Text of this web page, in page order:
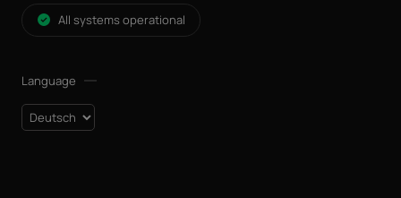
All systems operational
Language